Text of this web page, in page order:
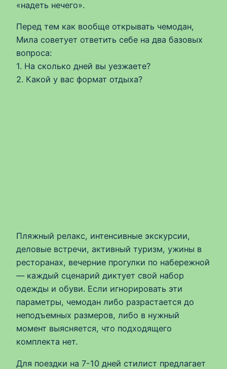
«надеть нечего».
Перед тем как вообще открывать чемодан,
Мила советует ответить себе на два базовых
вопроса:
1. На сколько дней вы уезжаете?
2. Какой у вас формат отдыха?
Пляжный релакс, интенсивные экскурсии,
деловые встречи, активный туризм, ужины в
ресторанах, вечерние прогулки по набережной
— каждый сценарий диктует свой набор
одежды и обуви. Если игнорировать эти
параметры, чемодан либо разрастается до
неподъемных размеров, либо в нужный
момент выясняется, что подходящего
комплекта нет.
Для поездки на 7-10 дней стилист предлагает